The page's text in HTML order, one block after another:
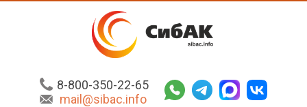
8-800-350-22-65
mail@sibac.info